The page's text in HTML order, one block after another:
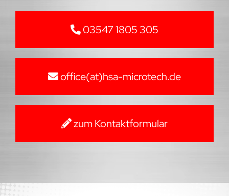
03547 1805 305
office(at)hsa-microtech.de
zum Kontaktformular